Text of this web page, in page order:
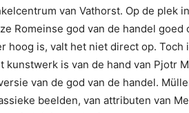
van Vathorst. Op de plek
Romeinse god van de handel goed
hoog is, valt het niet direct op. Toch
kunstwerk is van de hand van Pjotr
van de god van de handel.
beelden, van attributen van